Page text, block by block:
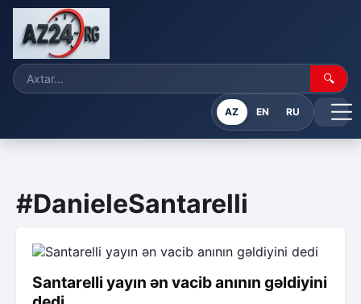
🔍
AZ EN RU
#DanieleSantarelli
Santarelli yayın ən vacib anının gəldiyini